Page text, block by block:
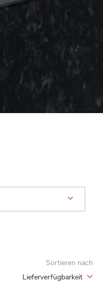
Sortieren nach
Lieferverfügbarkeit